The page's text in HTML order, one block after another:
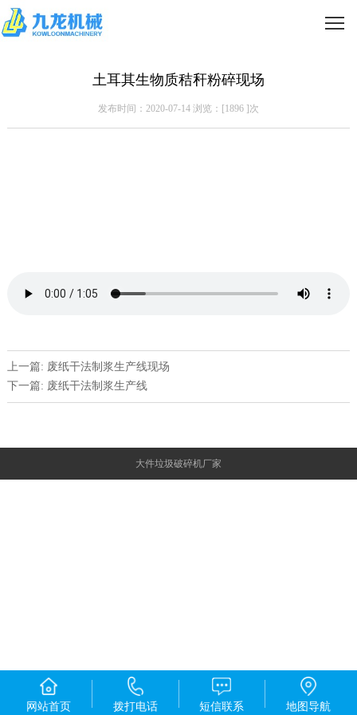
土耳其生物质秸秆粉碎现场
发布时间：2020-07-14 浏览：[1896 ]次
上一篇: 废纸干法制浆生产线现场
下一篇: 废纸干法制浆生产线
大件垃圾破碎机厂家
网站首页 拨打电话 短信联系 地图导航